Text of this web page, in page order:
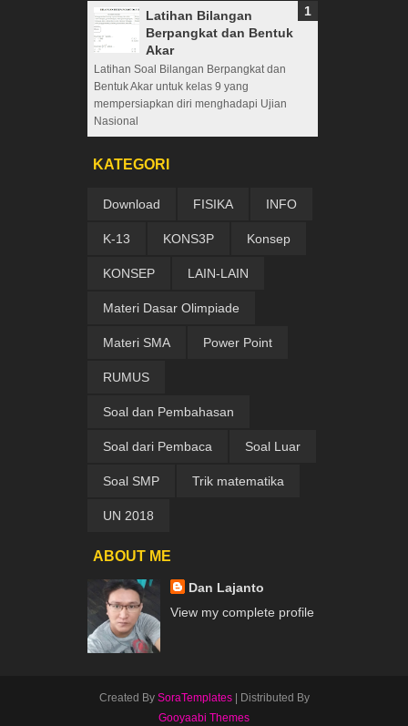
Latihan Bilangan
Berpangkat dan Bentuk
Akar
Latihan Soal Bilangan Berpangkat dan
Bentuk Akar untuk kelas 9 yang
mempersiapkan diri menghadapi Ujian
Nasional
KATEGORI
Download FISIKA INFO
K-13 KONS3P Konsep
KONSEP LAIN-LAIN
Materi Dasar Olimpiade
Materi SMA Power Point
RUMUS
Soal dan Pembahasan
Soal dari Pembaca Soal Luar
Soal SMP Trik matematika
UN 2018
ABOUT ME
Dan Lajanto
View my complete profile
Created By SoraTemplates| Distributed By
Gooyaabi Themes